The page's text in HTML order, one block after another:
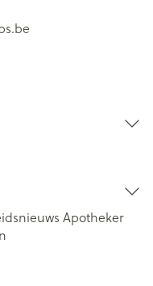
Apotheker